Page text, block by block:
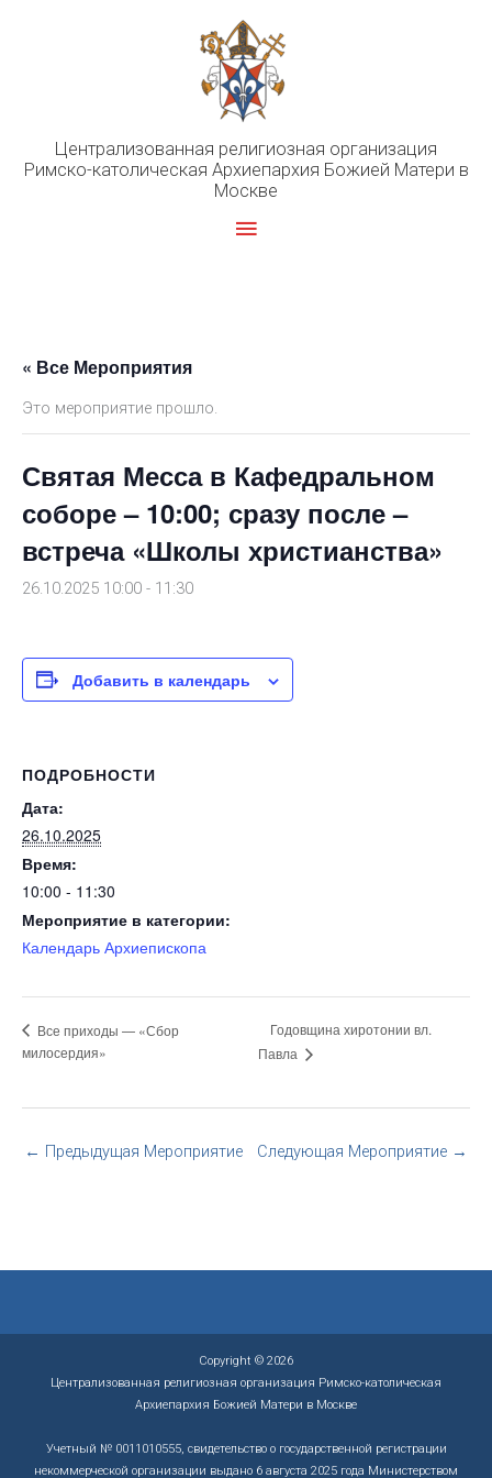
Централизованная религиозная организация
Римско-католическая Архиепархия Божией Матери в
Москве
Главное
« Все Мероприятия
Это мероприятие прошло.
Святая Месса в Кафедральном
соборе – 10:00; сразу после –
встреча «Школы христианства»
26.10.2025 10:00 - 11:30
Добавить в календарь
ПОДРОБНОСТИ
Дата:
26.10.2025
Время:
10:00 - 11:30
Мероприятие в категории:
Календарь Архиепископа
Все приходы — «Сбор
милосердия»
Годовщина хиротонии вл.
Павла
← Предыдущая Мероприятие Следующая Мероприятие →
Copyright © 2026
Централизованная религиозная организация Римско-католическая
Архиепархия Божией Матери в Москве
Учетный № 0011010555, свидетельство о государственной регистрации
некоммерческой организации выдано 6 августа 2025 года Министерством